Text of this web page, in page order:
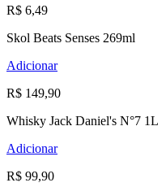
R$ 6,49
Skol Beats Senses 269ml
Adicionar
R$ 149,90
Whisky Jack Daniel's N°7 1L
Adicionar
R$ 99,90